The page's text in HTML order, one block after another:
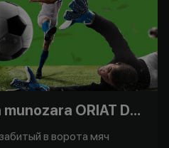
Katta futbol - katta munozara ORIAT Dono bilan -
в ворота мяч